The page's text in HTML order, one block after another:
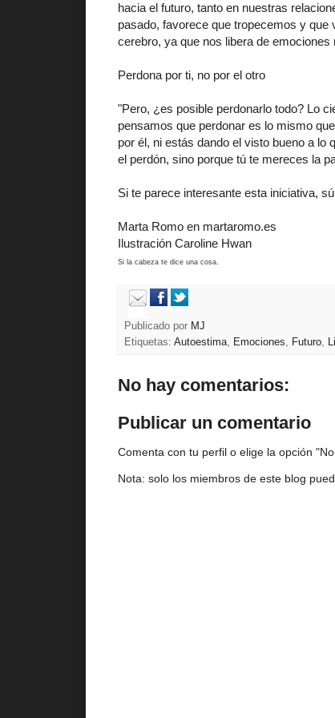
hacia el futuro, tanto en nuestras
pasado, favorece que tropecemos y
cerebro, ya que nos libera de
Perdona por ti, no por el otro
"Pero, ¿es posible perdonarlo todo? Lo
pensamos que perdonar es lo mismo
por él, ni estás dando el visto bueno a lo
el perdón, sino porque tú te mereces la
Si te parece interesante esta iniciativa,
Marta Romo en martaromo.es
Ilustración Caroline Hwan
Si la cabeza te dice una cosa.
Publicado por MJ
Etiquetas: Autoestima, Emociones, Futuro,
No hay comentarios:
Publicar un comentario
Comenta con tu perfil o elige la opción
Nota: solo los miembros de este blog